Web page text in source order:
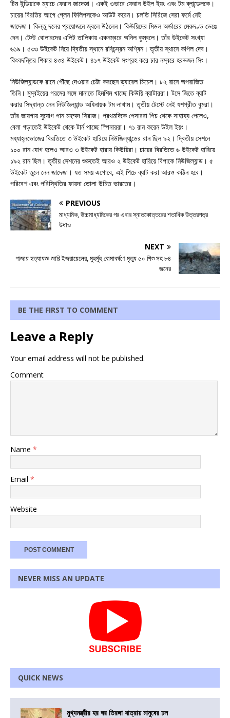
টিম ইন্ডিয়াকে ম্যাচে ফেরান জাদেজা। একই ওভারে ফেরান উইল ইয়ং এবং টম ব্লান্ডেলকে।
চায়ের বিরতির আগে গ্লেন ফিলিপসকেও আউট করেন। চলতি সিরিজে সেরা ফর্মে নেই
জাদেজা। কিন্তু দলের প্রয়োজনে জ্বলে উঠলেন। কিউয়িদের মিডল অর্ডারের মেরুদণ্ড ভেঙে
দেন। টেস্ট বোলারদের এলিট তালিকায় একনম্বরে অনিল কুম্বলে। তাঁর উইকেট সংখ্যা
৬১৯। ৫৩৩ উইকেট নিয়ে দ্বিতীয় স্থানে রবিচন্দ্রন অশ্বিন। তৃতীয় স্থানে কপিল দেব।
কিংবদন্তির শিকার ৪৩৪ উইকেট। ৪১৭ উইকেট সংগ্রহ করে চার নম্বরে হরভজন সিং।
নিউজিল্যান্ডকে রানে পৌঁছে দেওয়ার চেষ্টা করছেন ড্যারেল মিচেল। ৮২ রানে অপরাজিত
তিনি। মুম্বইয়ের গরমের সঙ্গে মানাতে হিমশিম খাচ্ছে কিউয়ি ব্যাটাররা‌। টসে জিতে ব্যাট
করার সিদ্ধান্ত নেন নিউজিল্যান্ড অধিনায়ক টম লাথাম। তৃতীয় টেস্টে নেই যশপ্রীত বুমরা।
তাঁর জায়গায় সুযোগ পান মহম্মদ সিরাজ। প্রথমদিকে পেসাররা পিচ থেকে সাহায্য পেলেও,
বেলা গড়াতেই উইকেট থেকে টার্ন পাচ্ছে স্পিনাররা। ৭১ রান করেন উইল ইয়ং।
মধ্যাহ্নভোজের বিরতিতে ৩ উইকেট হারিয়ে নিউজিল্যান্ডের রান ছিল ৯২। দ্বিতীয় সেশনে
১০০ রান যোগ হলেও আরও ৩ উইকেট হারায় কিউয়িরা। চায়ের বিরতিতে ৬ উইকেট হারিয়ে
১৯২ রান ছিল। তৃতীয় সেশনের শুরুতেই আরও ২ উইকেট হারিয়ে বিপাকে নিউজিল্যান্ড। ৫
উইকেট তুলে নেন জাদেজা। যত সময় এগোবে, এই পিচে ব্যাট করা আরও কঠিন হবে।
পরিবেশ এবং পরিস্থিতির ফায়দা তোলা উচিত ভারতের।
PREVIOUS
মাধ্যমিক, উচ্চমাধ্যমিকের পর এবার স্নাতকোত্তরের শতাধিক উত্তরপত্র
উধাও
NEXT
গাজায় হত্যাযজ্ঞ জারি ইজরায়েলের, মুহুর্মুহু বোমাবর্ষণে মৃত্যু ৫০ শিশু সহ ৮৪
জনের
BE THE FIRST TO COMMENT
Leave a Reply
Your email address will not be published.
Comment
Name *
Email *
Website
NEVER MISS AN UPDATE
QUICK NEWS
মুখ্যমন্ত্রীর হর ঘর তিরঙ্গা যাত্রায় মানুষের ঢল